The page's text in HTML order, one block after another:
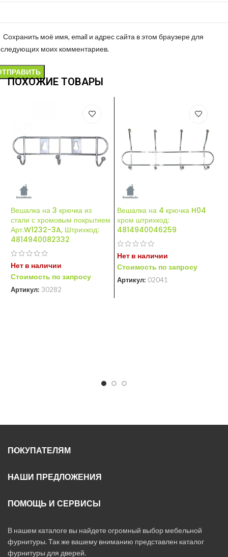
Сохранить моё имя, email и адрес сайта в этом браузере для
моих комментариев.
ПОХОЖИЕ ТОВАРЫ
Вешалка на 3 крючка из
стали с хромовым покрытием
Арт.W1232-3A, Штрихкод:
4814940082332
Нет в наличии
Стоимость по запросу
Артикул: 30282
Вешалка на 4 крючка H04
хром штрихкод:
4814940046259
Нет в наличии
Стоимость по запросу
Артикул: 02041
ПОКУПАТЕЛЯМ
НАШИ ПРЕДЛОЖЕНИЯ
ПОМОЩЬ И СЕРВИСЫ
В нашем каталоге вы найдете огромный выбор мебельной
фурнитуры. Так же вашему вниманию представлен каталог
фурнитуры для дверей.